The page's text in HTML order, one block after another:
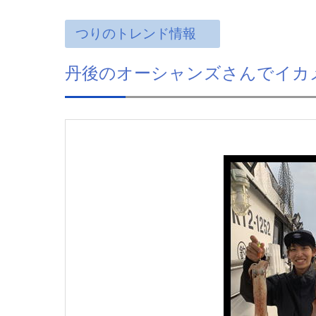
つりのトレンド情報
丹後のオーシャンズさんでイカ